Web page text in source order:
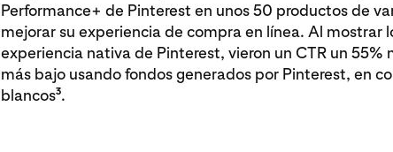
Performance+ de Pinterest en unos 50 productos de
mejorar su experiencia de compra en línea. Al mostrar
experiencia nativa de Pinterest, vieron un CTR un 55%
más bajo usando fondos generados por Pinterest, en
blancos3.